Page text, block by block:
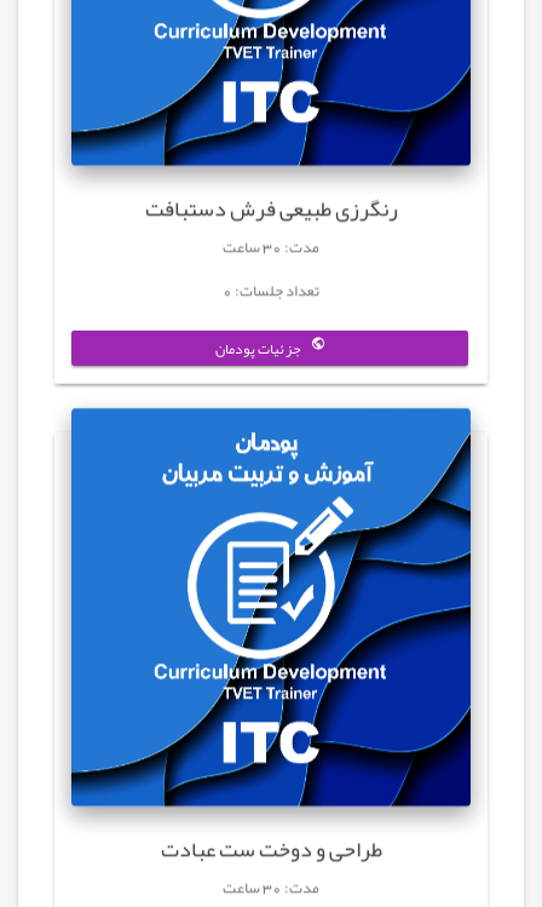
رنگرزی طبیعی فرش دستبافت
مدت: 30 ساعت
تعداد جلسات: 0
جزئیات پودمان
طراحی و دوخت ست عبادت
مدت: 30 ساعت